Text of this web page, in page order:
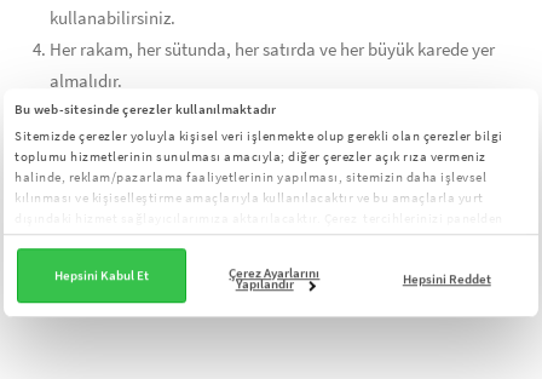
Bu web-sitesinde çerezler kullanılmaktadır
Sitemizde çerezler yoluyla kişisel veri işlenmekte olup gerekli olan çerezler bilgi
toplumu hizmetlerinin sunulması amacıyla; diğer çerezler açık rıza vermeniz
halinde, reklam/pazarlama faaliyetlerinin yapılması, sitemizin daha işlevsel
kılınması ve kişiselleştirme amaçlarıyla kullanılacaktır ve bu amaçlarla yurt
yönetebilirsiniz:Çerez Aydınlatma Metni
Hepsini Kabul Et Çerez Ayarlarını
Yapılandır Hepsini Reddet
kullanabilirsiniz.
Her rakam, her sütunda, her satırda ve her büyük karede yer
almalıdır.
Sudoku Oyununun Faydaları Nelerdir?
Sudoku çözen çocuklarda şu becerilerin gelişimi gözlemlenir:
Analitik düşünme
Problem çözme
Sayısal zeka